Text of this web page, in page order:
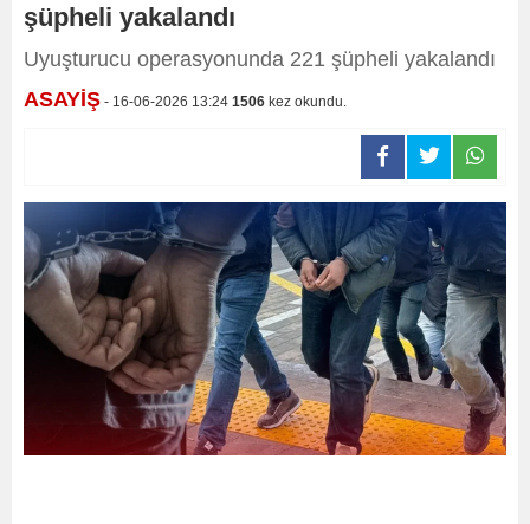
şüpheli yakalandı
Uyuşturucu operasyonunda 221 şüpheli yakalandı
ASAYİŞ - 16-06-2026 13:24 1506 kez okundu.